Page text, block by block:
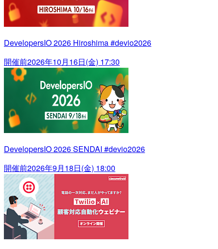
DevelopersIO 2026 Hiroshima #devio2026
開催前2026年10月16日(金) 17:30
DevelopersIO 2026 SENDAI #devio2026
開催前2026年9月18日(金) 18:00